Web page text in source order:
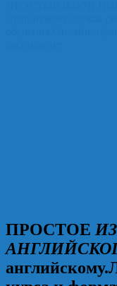
ПРОСТОЕ